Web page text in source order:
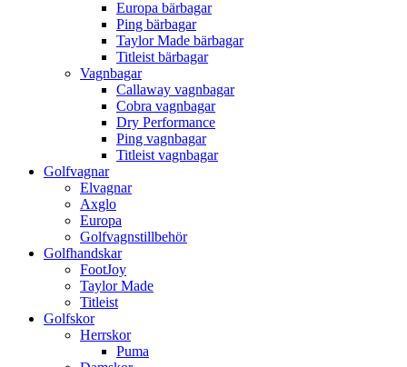
Europa bärbagar
Ping bärbagar
Taylor Made bärbagar
Titleist bärbagar
Vagnbagar
Callaway vagnbagar
Cobra vagnbagar
Dry Performance
Ping vagnbagar
Titleist vagnbagar
Golfvagnar
Elvagnar
Axglo
Europa
Golfvagnstillbehör
Golfhandskar
FootJoy
Taylor Made
Titleist
Golfskor
Herrskor
Puma